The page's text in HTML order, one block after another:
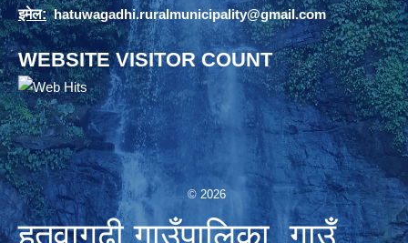
इमेल: hatuwagadhi.ruralmunicipality@gmail.com
WEBSITE VISITOR COUNT
© 2026